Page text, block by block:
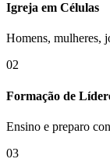
Igreja em Células
Homens, mulheres,
02
Formação de
Ensino e preparo
03